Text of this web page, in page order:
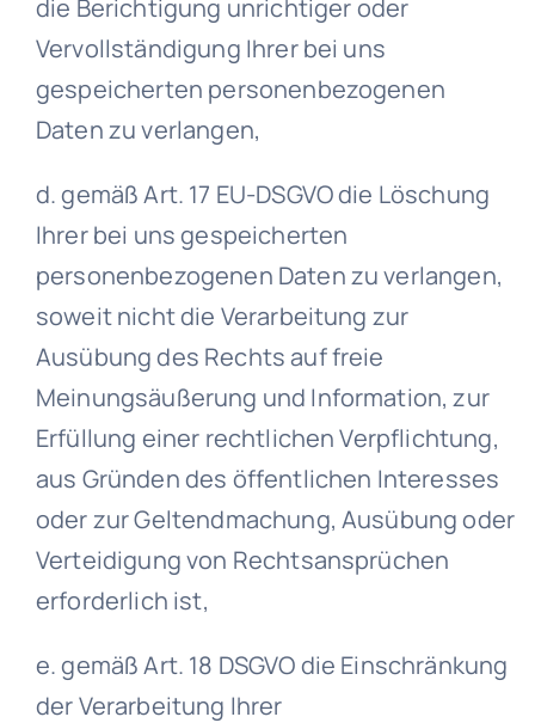
die Berichtigung unrichtiger oder
Vervollständigung Ihrer bei uns
gespeicherten personenbezogenen
Daten zu verlangen,
d. gemäß Art. 17 EU-DSGVO die Löschung
Ihrer bei uns gespeicherten
personenbezogenen Daten zu verlangen,
soweit nicht die Verarbeitung zur
Ausübung des Rechts auf freie
Meinungsäußerung und Information, zur
Erfüllung einer rechtlichen Verpflichtung,
aus Gründen des öffentlichen Interesses
oder zur Geltendmachung, Ausübung oder
Verteidigung von Rechtsansprüchen
erforderlich ist,
e. gemäß Art. 18 DSGVO die Einschränkung
der Verarbeitung Ihrer